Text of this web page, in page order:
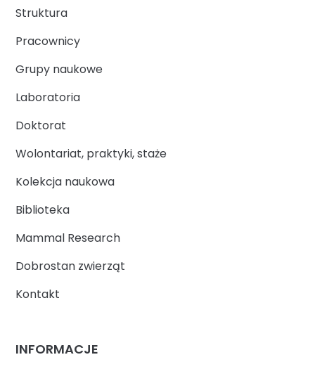
Struktura
Pracownicy
Grupy naukowe
Laboratoria
Doktorat
Wolontariat, praktyki, staże
Kolekcja naukowa
Biblioteka
Mammal Research
Dobrostan zwierząt
Kontakt
INFORMACJE